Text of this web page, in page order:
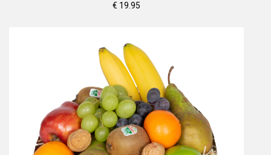
€ 19.95